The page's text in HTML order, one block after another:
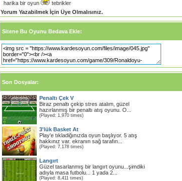
harika bir oyun
tebrikler
Yorum Yazabilmek İçin Üye Olmalısınız.
Sitene Bu Oyunu Bedava Ekle:
Son Dosyalar:
Penaltı Çek V
Biraz penaltı çekip stres atalım, güzel
hazırlanmış bir penaltı atış oyunu. O...
(Played: 1,970 times)
3'lük Basket At
Play'e tıkladiğınızda oyun başlıyor. 5 atış
hakkınız var. ekranın sağ tarafın...
(Played: 7,178 times)
Langırt
Güzel tasarlanmış bir langırt oyunu...şimdiki
adıyla masa futbolu... 1 yada 2...
(Played: 8,411 times)